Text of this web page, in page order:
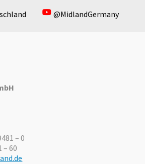
@MidlandGermany
– 0
– 60